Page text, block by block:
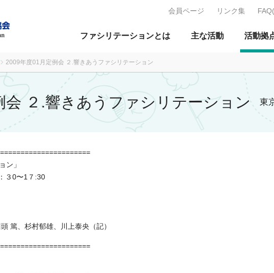
ファシリテーションとは 主な活動 活動拠
会員ページ リンク集
2009年度01月定例会 ２.響きあうファシリテーション
会 ２.響きあうファシリテーション 東
ン」
３0〜1７:30
篤、杉村郁雄、川上泰央（記）